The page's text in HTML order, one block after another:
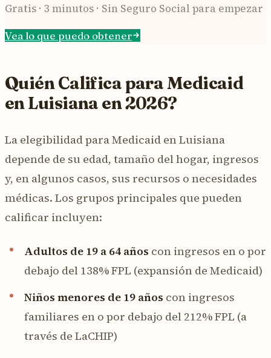
Gratis · 3 minutos · Sin Seguro Social para empezar
Vea lo que puedo obtener
Quién Califica para Medicaid
en Luisiana en 2026?
La elegibilidad para Medicaid en Luisiana
depende de su edad, tamaño del hogar, ingresos
y, en algunos casos, sus recursos o necesidades
médicas. Los grupos principales que pueden
calificar incluyen:
Adultos de 19 a 64 años con ingresos en o por
debajo del 138% FPL (expansión de Medicaid)
Niños menores de 19 años con ingresos
familiares en o por debajo del 212% FPL (a
través de LaCHIP)